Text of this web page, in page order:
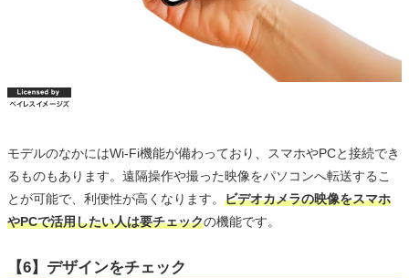
モデルのなかにはWi-Fi機能が備わっており、スマホやPCと接続でき
るものもあります。遠隔操作や撮った映像をパソコンへ転送するこ
とが可能で、利便性が高くなります。 ビデオカメラの映像をスマホ
やPCで活用したい人は要チェックの機能です。
【6】デザインをチェック